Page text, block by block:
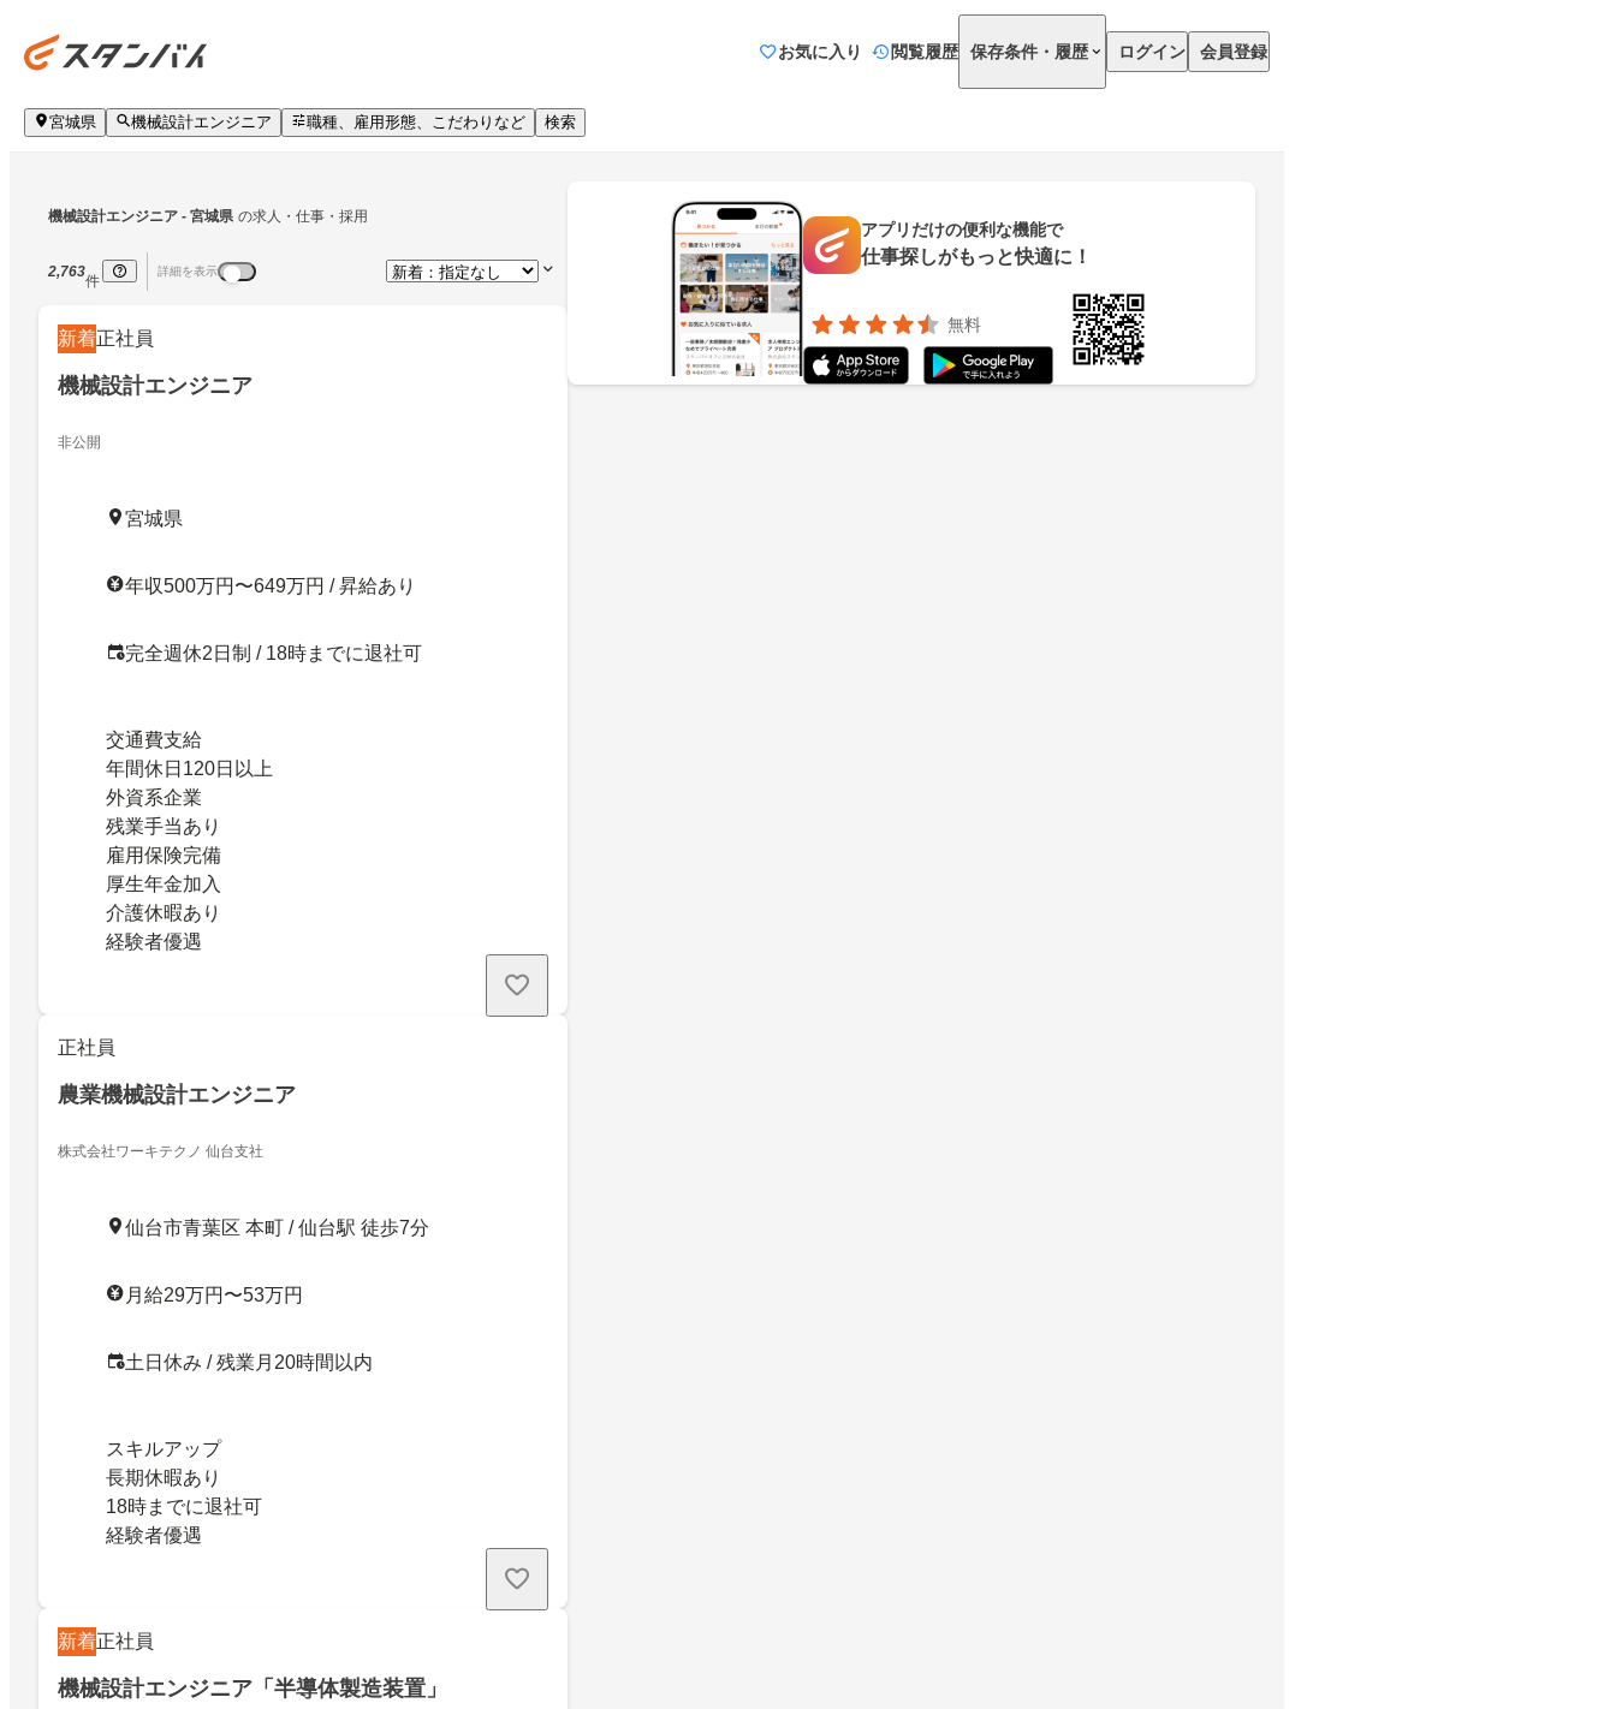
お気に入り 閲覧履歴 保存条件・履歴 ログイン 会員登録
宮城県 機械設計エンジニア 職種、雇用形態、こだわりなど 検索
機械設計エンジニア - 宮城県 の求人・仕事・採用
2,763
件
詳細を表示
新着正社員
機械設計エンジニア
非公開
宮城県
年収500万円〜649万円 / 昇給あり
完全週休2日制 / 18時までに退社可
交通費支給
年間休日120日以上
外資系企業
残業手当あり
雇用保険完備
厚生年金加入
介護休暇あり
経験者優遇
正社員
農業機械設計エンジニア
株式会社ワーキテクノ 仙台支社
仙台市青葉区 本町 / 仙台駅 徒歩7分
月給29万円〜53万円
土日休み / 残業月20時間以内
スキルアップ
長期休暇あり
18時までに退社可
経験者優遇
新着正社員
機械設計エンジニア「半導体製造装置」
アプリだけの便利な機能で
仕事探しがもっと快適に！
無料